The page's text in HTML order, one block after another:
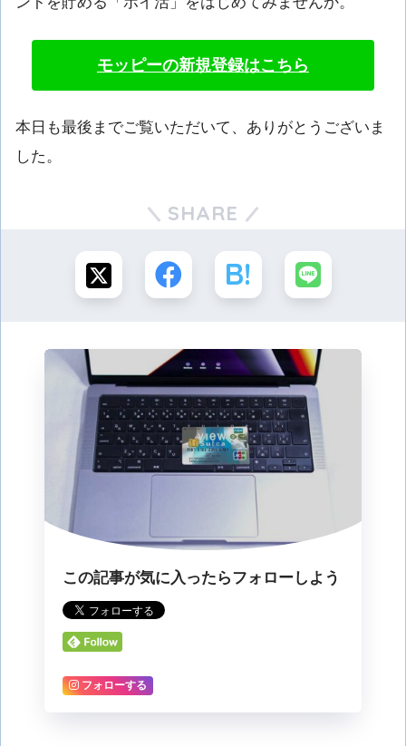
モッピーの新規登録はこちら
本日も最後までご覧いただいて、ありがとうございま
した。
SHARE
この記事が気に入ったらフォローしよう
フォローする